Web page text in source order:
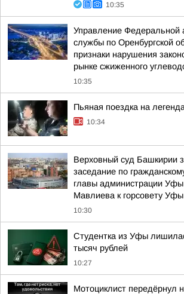
10:35
Управление Федеральной
службы по Оренбургской
признаки нарушения
рынке сжиженного
10:35
Пьяная поездка на
10:34
Верховный суд Башкирии
заседание по
главы администрации
Мавлиева к горсовету Уфы
10:30
Студентка из Уфы
тысяч рублей
10:27
Мотоциклист передёрнул